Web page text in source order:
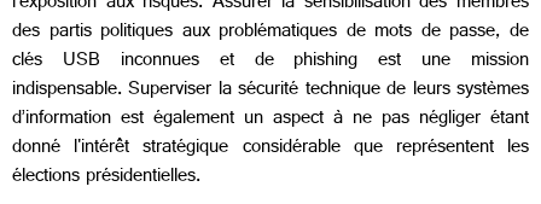
des partis politiques aux problématiques de mots de passe, de
clés USB inconnues et de phishing est une mission
indispensable. Superviser la sécurité technique de leurs systèmes
d’information est également un aspect à ne pas négliger étant
donné l'intérêt stratégique considérable que représentent les
élections présidentielles.